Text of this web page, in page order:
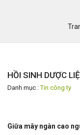
HỒI SINH DƯỢC
Danh mục :Tin công ty
Giữa mây ngàn cao